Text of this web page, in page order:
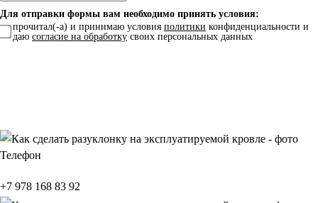
Для отправки формы вам необходимо принять условия:
прочитал(-а) и принимаю условия политики конфиденциальности и
даю согласие на обработку своих персональных данных
Телефон
+7 978 168 83 92